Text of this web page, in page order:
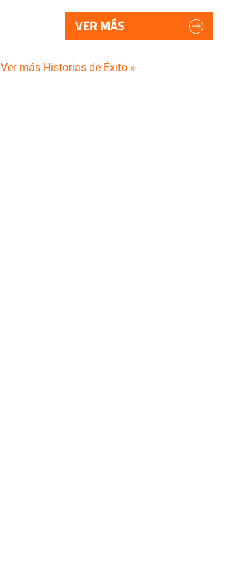
VER MÁS
Ver más Historias de Éxito »